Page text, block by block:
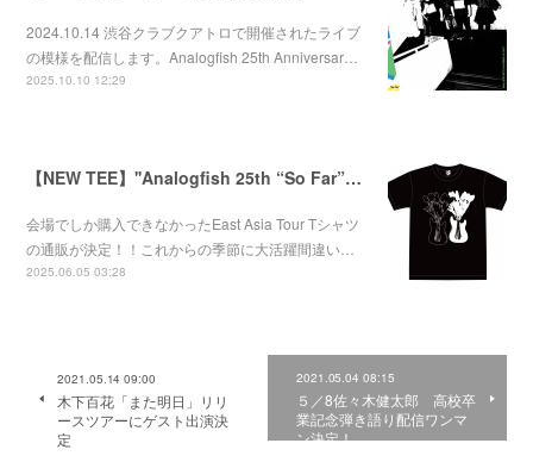
2024.10.14 渋谷クラブクアトロで開催されたライブ
の模様を配信します。Analogfish 25th Anniversar…
2025.10.10 12:29
【NEW TEE】''Analogfish 25th “So Far”East Asia Tour'' Tee
会場でしか購入できなかったEast Asia Tour Tシャツ
の通販が決定！！これからの季節に大活躍間違い…
2025.06.05 03:28
2021.05.14 09:00
木下百花「また明日」リリ
ースツアーにゲスト出演決
定
2021.05.04 08:15
５／8佐々木健太郎 高校卒
業記念弾き語り配信ワンマ
ン決定！